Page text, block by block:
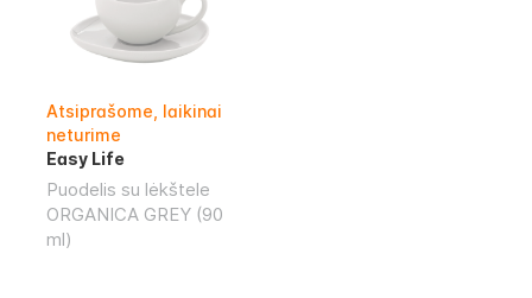
Atsiprašome, laikinai
neturime
Easy Life
Puodelis su lėkštele
ORGANICA GREY (90
ml)